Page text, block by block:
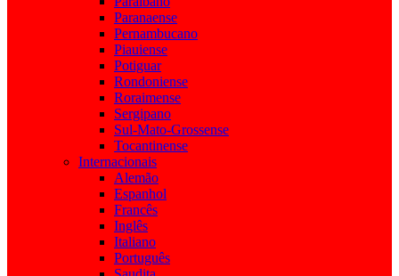
Paranaense
Pernambucano
Piauiense
Potiguar
Rondoniense
Roraimense
Sergipano
Sul-Mato-Grossense
Tocantinense
Internacionais
Alemão
Espanhol
Francês
Inglês
Italiano
Português